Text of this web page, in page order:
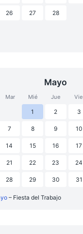
26 27 28
Mayo
Mar Mié Jue Vie
1 2 3
7 8 9 10
14 15 16 17
21 22 23 24
28 29 30 31
– Fiesta del Trabajo